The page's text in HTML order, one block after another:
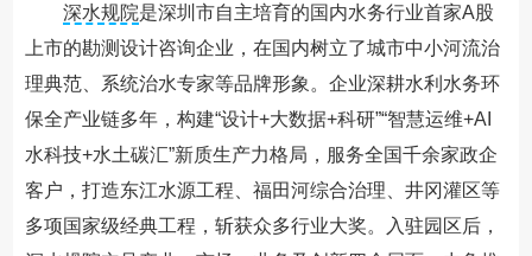
深水规院是深圳市自主培育的国内水务行业首家A股
上市的勘测设计咨询企业，在国内树立了城市中小河流治
理典范、系统治水专家等品牌形象。企业深耕水利水务环
保全产业链多年，构建“设计+大数据+科研”“智慧运维+AI
水科技+水土碳汇”新质生产力格局，服务全国千余家政企
客户，打造东江水源工程、福田河综合治理、井冈灌区等
多项国家级经典工程，斩获众多行业大奖。入驻园区后，